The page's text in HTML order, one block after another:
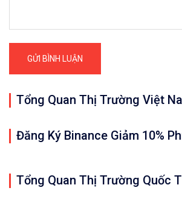
Tổng Quan Thị Trường Việt
Đăng Ký Binance Giảm 10%
Tổng Quan Thị Trường Quốc